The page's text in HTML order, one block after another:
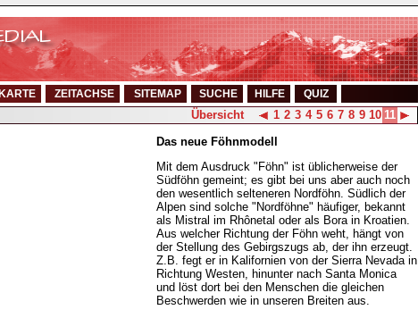
ZEITACHSE SITEMAP SUCHE HILFE QUIZ
Übersicht 1 2 3 4 5 6 7 8 9 10 11
Das neue Föhnmodell
Mit dem Ausdruck "Föhn" ist üblicherweise der
Südföhn gemeint; es gibt bei uns aber auch noch
den wesentlich selteneren Nordföhn. Südlich der
Alpen sind solche "Nordföhne" häufiger, bekannt
als Mistral im Rhônetal oder als Bora in Kroatien.
Aus welcher Richtung der Föhn weht, hängt von
der Stellung des Gebirgszugs ab, der ihn erzeugt.
Z.B. fegt er in Kalifornien von der Sierra Nevada in
Richtung Westen, hinunter nach Santa Monica
und löst dort bei den Menschen die gleichen
Beschwerden wie in unseren Breiten aus.